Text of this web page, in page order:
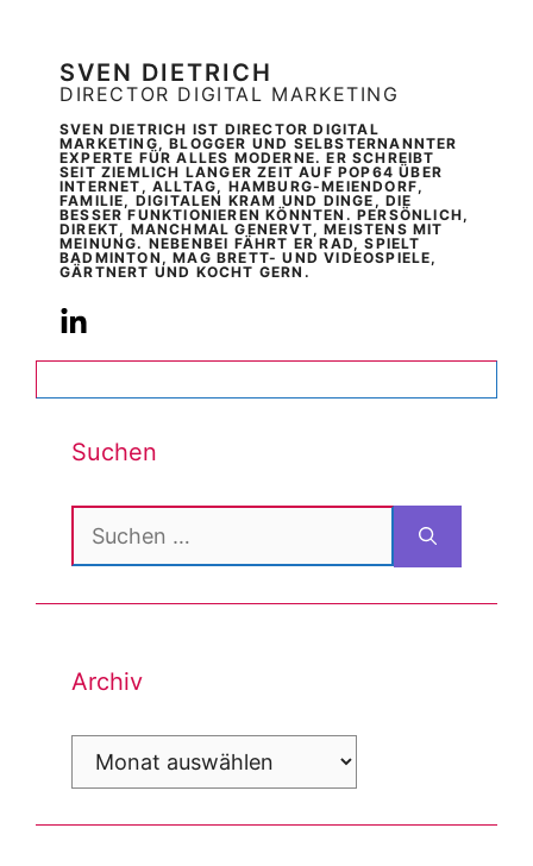
SVEN DIETRICH
DIRECTOR DIGITAL MARKETING
SVEN DIETRICH IST DIRECTOR DIGITAL
MARKETING, BLOGGER UND SELBSTERNANNTER
EXPERTE FÜR ALLES MODERNE. ER SCHREIBT
SEIT ZIEMLICH LANGER ZEIT AUF POP64 ÜBER
INTERNET, ALLTAG, HAMBURG-MEIENDORF,
FAMILIE, DIGITALEN KRAM UND DINGE, DIE
BESSER FUNKTIONIEREN KÖNNTEN. PERSÖNLICH,
DIREKT, MANCHMAL GENERVT, MEISTENS MIT
MEINUNG. NEBENBEI FÄHRT ER RAD, SPIELT
BADMINTON, MAG BRETT- UND VIDEOSPIELE,
GÄRTNERT UND KOCHT GERN.
Suchen
Suchen
nach:
Archiv
Archiv